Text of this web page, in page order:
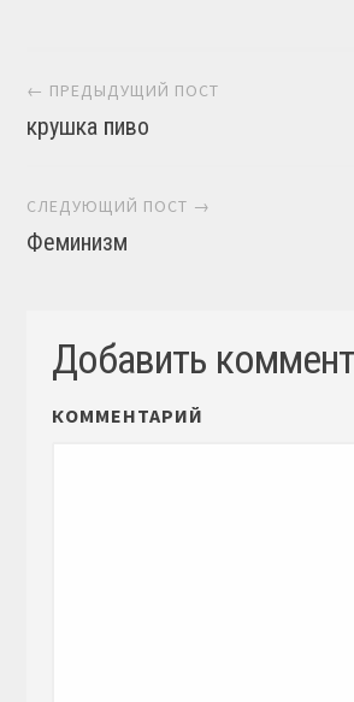
Навигация
← ПРЕДЫДУЩИЙ ПОСТ
крушка пиво
СЛЕДУЮЩИЙ ПОСТ →
Феминизм
Добавить
КОММЕНТАРИЙ